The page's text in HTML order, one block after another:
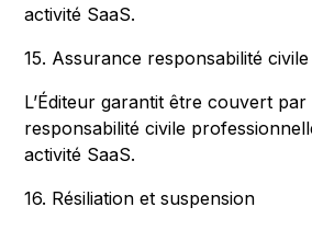
activité SaaS.
15. Assurance responsabilité
L’Éditeur garantit être couvert
responsabilité civile
activité SaaS.
16. Résiliation et suspension